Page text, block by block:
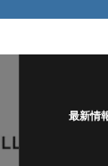
最新情